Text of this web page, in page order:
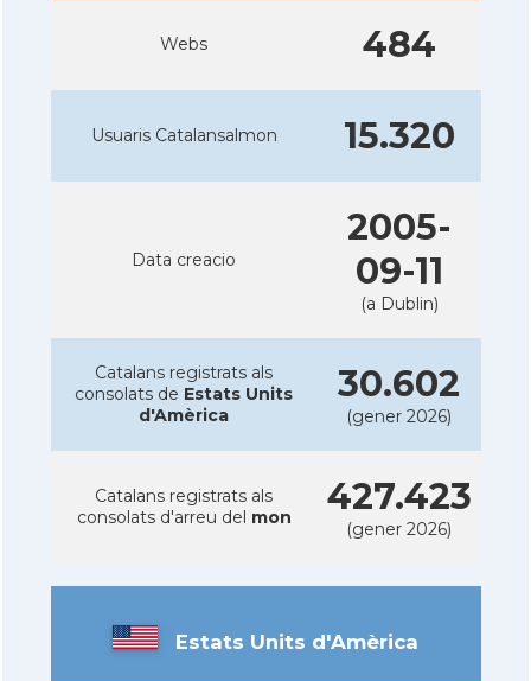
Webs 484
Usuaris Catalansalmon 15.320
Data creacio
2005-
09-11
(a Dublin)
Catalans registrats als
consolats de Estats Units
d'Amèrica
30.602
(gener 2026)
Catalans registrats als
consolats d'arreu del mon 427.423
(gener 2026)
Estats Units d'Amèrica